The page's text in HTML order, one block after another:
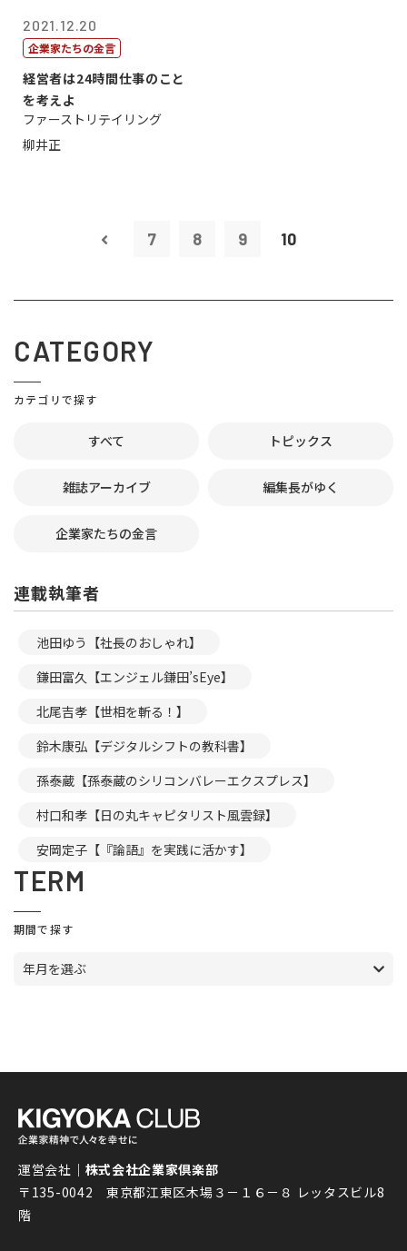
2021.12.20
企業家たちの金言
経営者は24時間仕事のこと
を考えよ
ファーストリテイリング
柳井正
7 8 9 10
CATEGORY
カテゴリで探す
すべて トピックス
雑誌アーカイブ 編集長がゆく
企業家たちの金言
連載執筆者
池田ゆう【社長のおしゃれ】
鎌田富久【エンジェル鎌田’sEye】
北尾吉孝【世相を斬る！】
鈴木康弘【デジタルシフトの教科書】
孫泰蔵【孫泰蔵のシリコンバレーエクスプレス】
村口和孝【日の丸キャピタリスト風雲録】
安岡定子【『論語』を実践に活かす】
TERM
期間で探す
年月を選ぶ
運営会社｜ 株式会社企業家倶楽部
〒135-0042 東京都江東区木場３－１６－８ レッタスビル8
階